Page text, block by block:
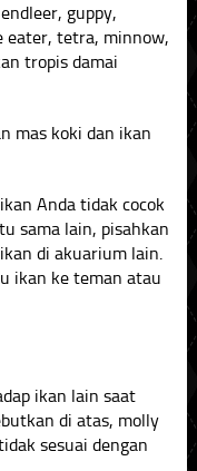
guppy,
eater, tetra, minnow,
tropis damai
mas koki dan ikan
Anda tidak cocok
sama lain, pisahkan
di akuarium lain.
ikan ke teman atau
ikan lain saat
di atas, molly
sesuai dengan